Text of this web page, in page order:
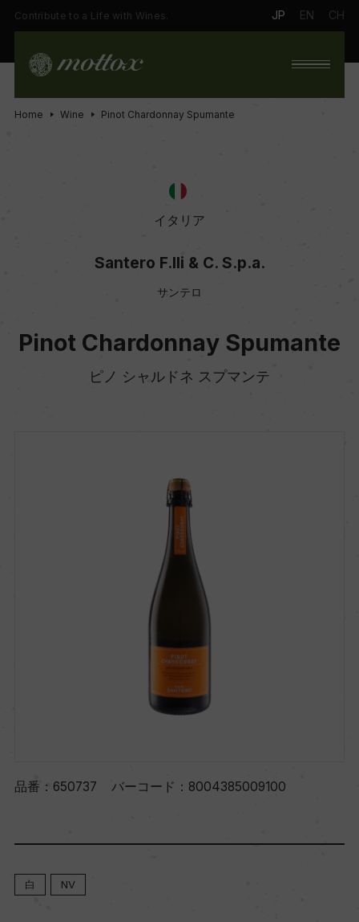
Contribute to a Life with Wines. JP EN CH
Home Wine Pinot Chardonnay Spumante
イタリア
Santero F.lli & C. S.p.a.
サンテロ
Pinot Chardonnay Spumante
ピノ シャルドネ スプマンテ
品番： 650737 バーコード： 8004385009100
白 NV